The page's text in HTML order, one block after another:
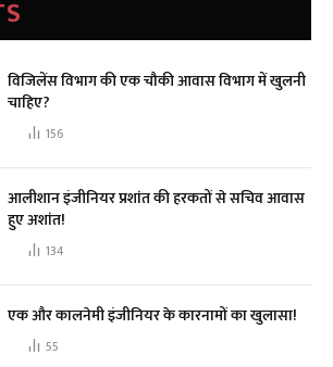
विजिलेंस विभाग की एक चौकी आवास विभाग में खुलनी
चाहिए?
156
आलीशान इंजीनियर प्रशांत की हरकतों से सचिव आवास
हुए अशांत!
134
एक और कालनेमी इंजीनियर के कारनामों का खुलासा!
55